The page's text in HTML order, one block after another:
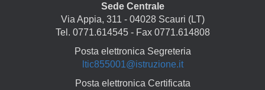
Sede Centrale
Via Appia, 311 - 04028 Scauri (LT)
Tel. 0771.614545 - Fax 0771.614808
Posta elettronica Segreteria
ltic855001@istruzione.it
Posta elettronica Certificata